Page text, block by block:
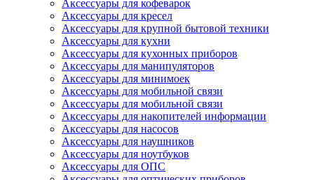
Аксессуары для кофеварок
Аксессуары для кресел
Аксессуары для крупной бытовой техники
Аксессуары для кухни
Аксессуары для кухонных приборов
Аксессуары для манипуляторов
Аксессуары для минимоек
Аксессуары для мобильной связи
Аксессуары для мобильной связи
Аксессуары для накопителей информации
Аксессуары для насосов
Аксессуары для наушников
Аксессуары для ноутбуков
Аксессуары для ОПС